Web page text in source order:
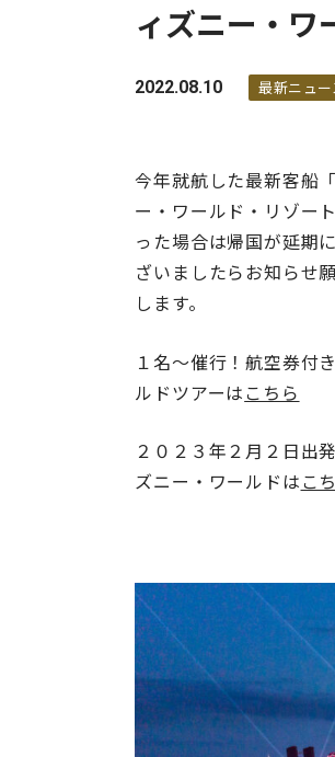
ィズニー・
2022.08.10 最新ニュー
今年就航した最新客船
ー・ワールド・リゾー
った場合は帰国が延期
ざいましたらお知らせ
します。
１名～催行！航空券付
ルドツアーは こちら
２０２３年２月２日
ズニー・ワールドは こ